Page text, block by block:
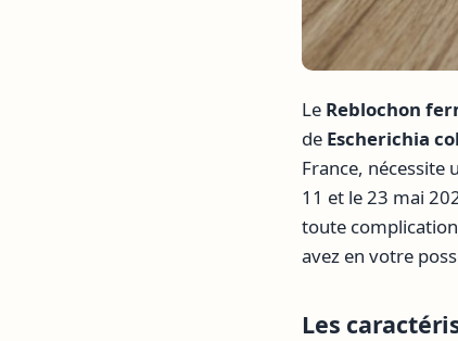
Le Reblochon
de Escherichia
France,
11 et le 23 mai
toute
avez en votre
Les